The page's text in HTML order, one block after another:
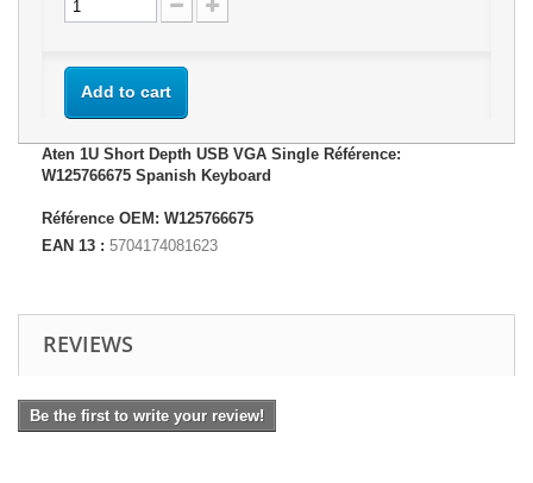
Add to cart
Aten 1U Short Depth USB VGA Single Référence:
W125766675 Spanish Keyboard
Référence OEM: W125766675
EAN 13 : 5704174081623
REVIEWS
Be the first to write your review!